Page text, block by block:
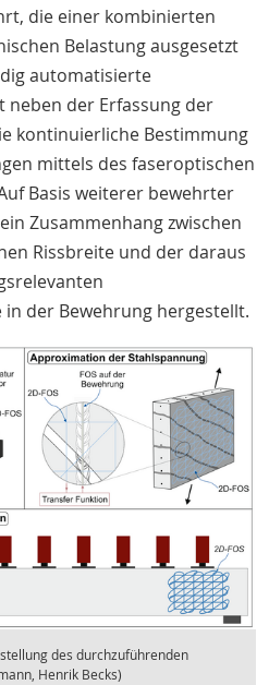
die einer kombinierten
Belastung ausgesetzt
automatisierte
neben der Erfassung der
kontinuierliche Bestimmung
mittels des faseroptischen
Basis weiterer bewehrter
Zusammenhang zwischen
Rissbreite und der daraus
der Bewehrung hergestellt.
des durchzuführenden
Henrik Becks)